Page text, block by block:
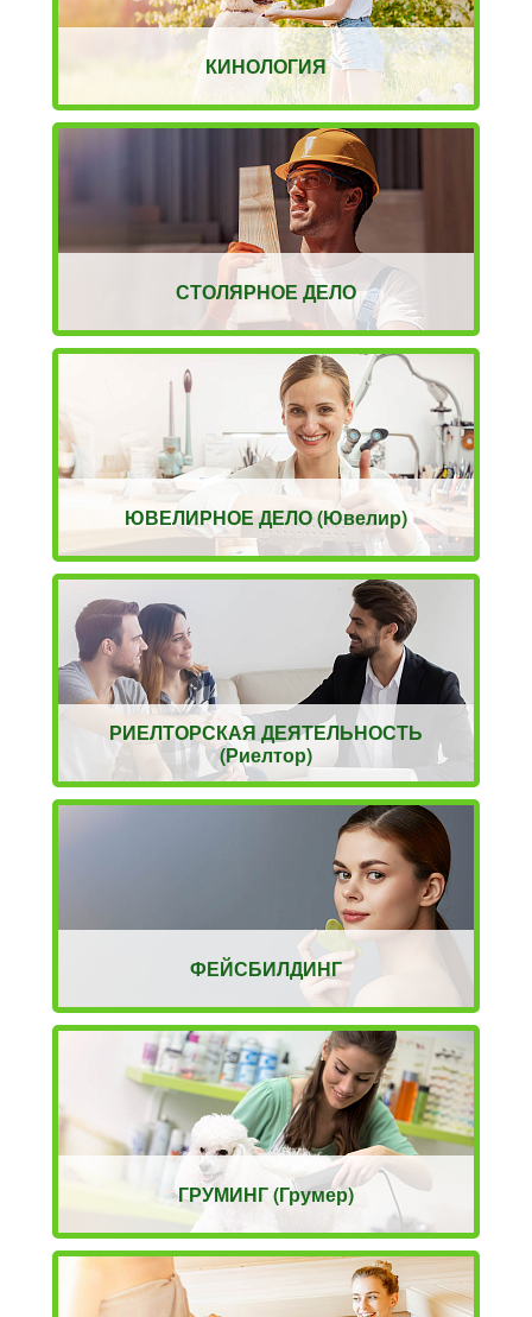
КИНОЛОГИЯ
СТОЛЯРНОЕ ДЕЛО
ЮВЕЛИРНОЕ ДЕЛО (Ювелир)
РИЕЛТОРСКАЯ ДЕЯТЕЛЬНОСТЬ
(Риелтор)
ФЕЙСБИЛДИНГ
ГРУМИНГ (Грумер)